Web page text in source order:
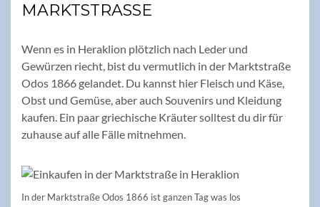
MARKTSTRASSE
Wenn es in Heraklion plötzlich nach Leder und
Gewürzen riecht, bist du vermutlich in der Marktstraße
Odos 1866 gelandet. Du kannst hier Fleisch und Käse,
Obst und Gemüse, aber auch Souvenirs und Kleidung
kaufen. Ein paar griechische Kräuter solltest du dir für
zuhause auf alle Fälle mitnehmen.
In der Marktstraße Odos 1866 ist ganzen Tag was los